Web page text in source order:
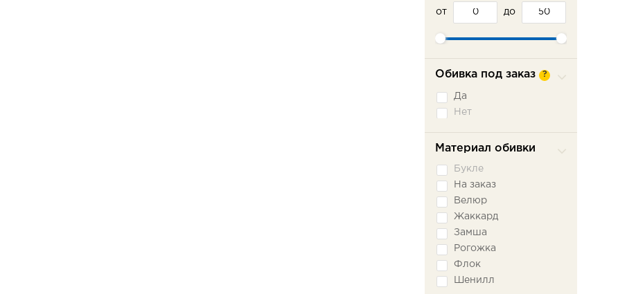
от до
Обивка под заказ ?
Да
Нет
Материал обивки
Букле
На заказ
Велюр
Жаккард
Замша
Рогожка
Флок
Шенилл